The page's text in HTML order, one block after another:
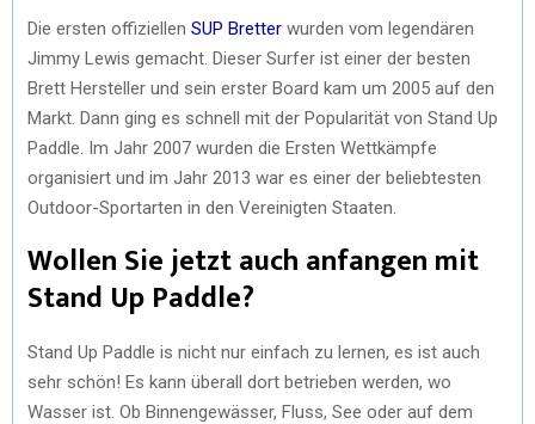
Die ersten offiziellen SUP Bretter wurden vom legendären
Jimmy Lewis gemacht. Dieser Surfer ist einer der besten
Brett Hersteller und sein erster Board kam um 2005 auf den
Markt. Dann ging es schnell mit der Popularität von Stand Up
Paddle. Im Jahr 2007 wurden die Ersten Wettkämpfe
organisiert und im Jahr 2013 war es einer der beliebtesten
Outdoor-Sportarten in den Vereinigten Staaten.
Wollen Sie jetzt auch anfangen mit
Stand Up Paddle?
Stand Up Paddle is nicht nur einfach zu lernen, es ist auch
sehr schön! Es kann überall dort betrieben werden, wo
Wasser ist. Ob Binnengewässer, Fluss, See oder auf dem